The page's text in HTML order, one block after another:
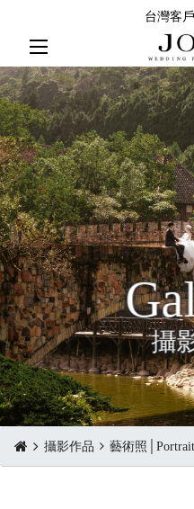
台灣客
攝影作品 藝術照│Portrait